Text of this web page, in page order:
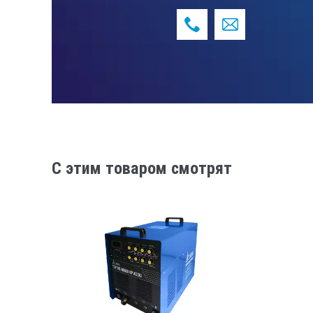
• Дисплей сварочного тока
• Регулируемое время продувки
• Кабель 3м/25мм с
ГАРАНТИЯ БЕЗОПАСНОСТИ
Оборудование изготовлено в
EN 60974-1:2012 к конструкции и
Соответствует требованиям
ТР ТС 004/2011 «О безопасности
ТР ТС 020/2011 «Электромагнитная
C этим товаром смотрят